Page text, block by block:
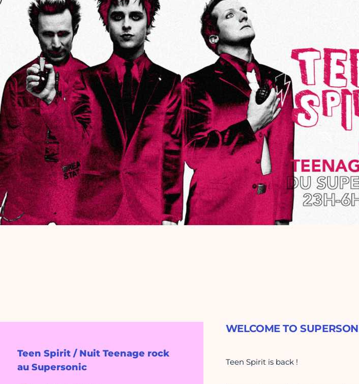
Teen Spirit / Nuit Teenage rock
au Supersonic
WELCOME TO
Teen Spirit is back !